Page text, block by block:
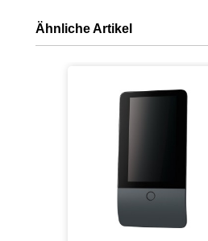
Ähnliche Artikel